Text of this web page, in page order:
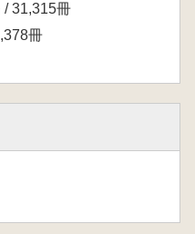
/ 31,315冊
冊